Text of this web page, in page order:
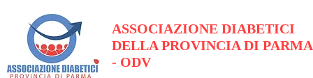
ASSOCIAZIONE DIABETICI
DELLA PROVINCIA DI PARMA
- ODV